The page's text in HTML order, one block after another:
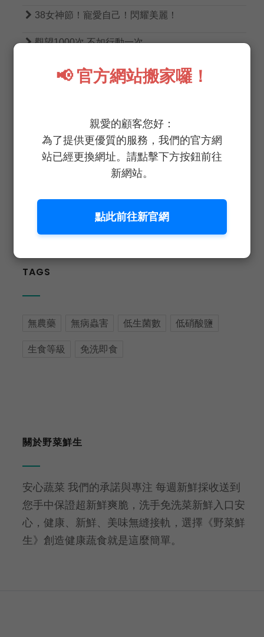
📢 官方網站搬家囉！
親愛的顧客您好：
為了提供更優質的服務，我們的官方網
站已經更換網址。請點擊下方按鈕前往
新網站。
點此前往新官網
 38女神節！寵愛自己！閃耀美麗！
 觀望1000次 不如行動一次
野菜鮮生重症餐桌蔬菜部重磅登場！
恭喜！恭喜！小龍添福 好巳花生
準備放假囉！務必注意行車安全！
野菜鮮生2025春節休假公告
TAGS
無農藥 無病蟲害 低生菌數 低硝酸鹽
生食等級 免洗即食
關於野菜鮮生
安心蔬菜 我們的承諾與專注 每週新鮮採收送到
您手中保證超新鮮爽脆，洗手免洗菜新鮮入口安
心，健康、新鮮、美味無縫接軌，選擇《野菜鮮
生》創造健康蔬食就是這麼簡單。